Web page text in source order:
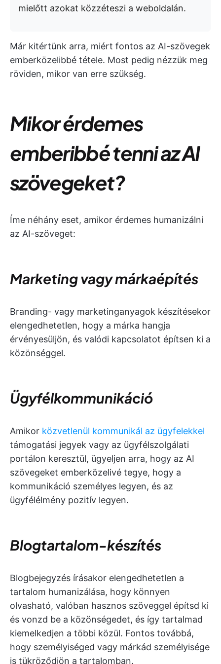
mielőtt azokat közzéteszi a weboldalán.
Már kitértünk arra, miért fontos az AI-szövegek
emberközelibbé tétele. Most pedig nézzük meg
röviden, mikor van erre szükség.
Mikor érdemes
emberibbé tenni az AI
szövegeket?
Íme néhány eset, amikor érdemes humanizálni
az AI-szöveget:
Marketing vagy márkaépítés
Branding- vagy marketinganyagok készítésekor
elengedhetetlen, hogy a márka hangja
érvényesüljön, és valódi kapcsolatot építsen ki a
közönséggel.
Ügyfélkommunikáció
Amikor közvetlenül kommunikál az ügyfelekkel
támogatási jegyek vagy az ügyfélszolgálati
portálon keresztül, ügyeljen arra, hogy az AI
szövegeket emberközelivé tegye, hogy a
kommunikáció személyes legyen, és az
ügyfélélmény pozitív legyen.
Blogtartalom-készítés
Blogbejegyzés írásakor elengedhetetlen a
tartalom humanizálása, hogy könnyen
olvasható, valóban hasznos szöveggel építsd ki
és vonzd be a közönségedet, és így tartalmad
kiemelkedjen a többi közül. Fontos továbbá,
hogy személyiséged vagy márkád személyisége
is tükröződjön a tartalomban.